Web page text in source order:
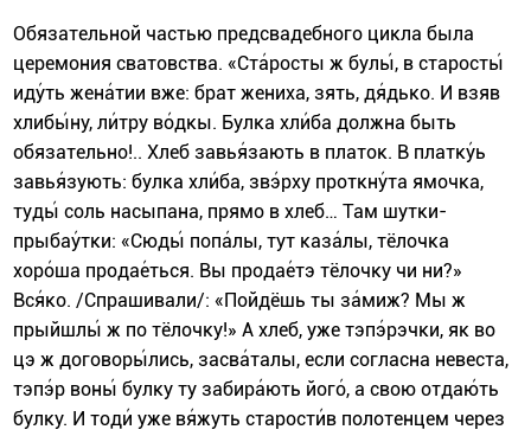
Обязательной частью предсвадебного цикла была
церемония сватовства. «Ста́росты ж булы́, в старосты́
иду́ть жена́тии вже: брат жениха, зять, дя́дько. И взяв
хлибы́ну, ли́тру во́дкы. Булка хли́ба должна быть
обязательно!.. Хлеб завья́зають в платок. В платку́ь
завья́зують: булка хли́ба, звэ́рху проткну́та ямочка,
туды́ соль насыпана, прямо в хлеб… Там шутки-
прыбау́тки: «Сюды́ попа́лы, тут каза́лы, тёлочка
хоро́ша продае́ться. Вы продае́тэ тёлочку чи ни?»
Вся́ко. /Спрашивали/: «Пойдёшь ты за́миж? Мы ж
прыйшлы́ ж по тёлочку!» А хлеб, уже тэпэ́рэчки, як во
цэ ж договоры́лись, засва́талы, если согласна невеста,
тэпэ́р воны́ булку ту забира́ють його́, а свою отдаю́ть
булку. И тоди́ уже вя́жуть старости́в полотенцем через